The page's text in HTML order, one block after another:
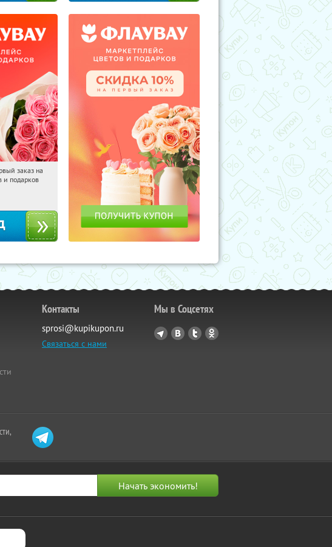
Получили:
заказ на
и подарков
Контакты
sprosi@kupikupon.ru
Связаться с нами
Мы в Соцсетях